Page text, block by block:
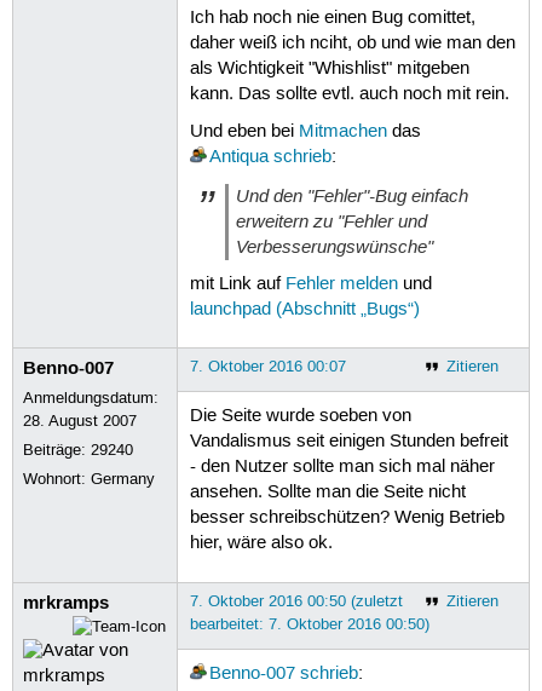
Ich hab noch nie einen Bug comittet,
daher weiß ich nciht, ob und wie man den
als Wichtigkeit "Whishlist" mitgeben
kann. Das sollte evtl. auch noch mit rein.
Und eben bei Mitmachendas
Antiqua schrieb:
Und den "Fehler"-Bug einfach
erweitern zu "Fehler und
Verbesserungswünsche"
mit Link auf Fehler meldenund
launchpad (Abschnitt „Bugs“)
Benno-007
Anmeldungsdatum:
28. August 2007
Beiträge:29240
Wohnort: Germany
Zitieren
7. Oktober 2016 00:07
Die Seite wurde soeben von
Vandalismus seit einigen Stunden befreit
- den Nutzer sollte man sich mal näher
ansehen. Sollte man die Seite nicht
besser schreibschützen? Wenig Betrieb
hier, wäre also ok.
mrkramps Zitieren
7. Oktober 2016 00:50 (zuletzt
bearbeitet: 7. Oktober 2016 00:50)
Benno-007 schrieb: